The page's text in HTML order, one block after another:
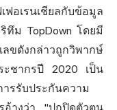
อเรนเชียลกับข้อมูล
ทึม TopDown โดยมี
ดังกล่าวถูกวิพากษ์
ะชากรปี 2020 เป็น
รรับประกันความ